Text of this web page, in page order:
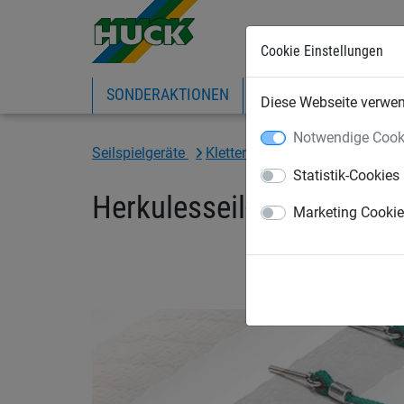
Cookie Einstellungen
Diese Webseite
Notwendige
Statistik-Cookies
Marketing
SONDERAKTIONEN EXPRESS-SHOP
Seilspielgeräte Kletternetze
Herkulesseil-Kletternetz,